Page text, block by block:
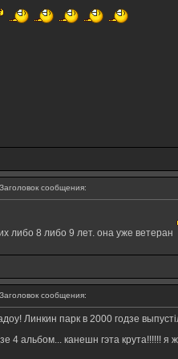
сообщения:
либо 8 либо 9 лет. она уже ветеран
сообщения:
Линкин парк в 2000 годзе
4 альбом... канешн гэта крута!!!!!! я